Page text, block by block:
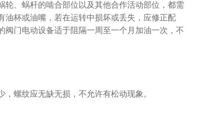
、蜗杆的啮合部位以及其他合作活动部位，都需
油杯或油嘴，若在运转中损坏或丢失，应修正配
门电动设备适于阻隔一周至一个月加油一次，不
螺纹应无缺无损，不允许有松动现象。